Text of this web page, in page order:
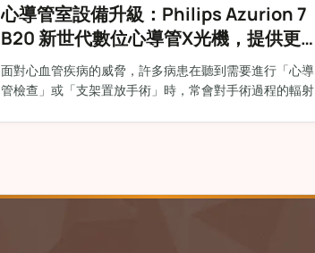
心導管室設備升級：Philips Azurion 7
B20 新世代數位心導管X光機，提供更
清晰、更安心的檢查與治療
面對心血管疾病的威脅，許多病患在聽到需要進行「心導
管檢查」或「支架置放手術」時，常會對手術過程的輻射